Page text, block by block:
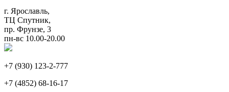
г. Ярославль,
ТЦ Спутник,
пр. Фрунзе, 3
пн-вс 10.00-20.00
+7 (930) 123-2-777
+7 (4852) 68-16-17